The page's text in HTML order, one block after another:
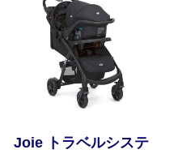
Joie トラベルシステ